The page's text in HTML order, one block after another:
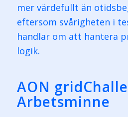
mer värdefullt än
eftersom svårigheten i
handlar om att hantera
logik.
AON
Arbetsminne